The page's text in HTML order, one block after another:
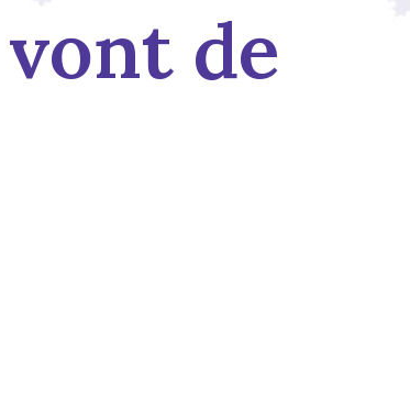
vont de